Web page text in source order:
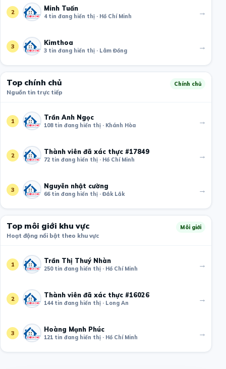
2 Minh Tuấn
4 tin đang hiển thị · Hồ Chí Minh →
3 Kimthoa
3 tin đang hiển thị · Lâm Đồng →
Top chính chủ
Nguồn tin trực tiếp
Chính chủ
1 Trần Anh Ngọc
108 tin đang hiển thị · Khánh Hòa →
2 Thành viên đã xác thực #17849
72 tin đang hiển thị · Hồ Chí Minh →
3 Nguyễn nhật cường
66 tin đang hiển thị · Đắk Lắk →
Top môi giới khu vực
Hoạt động nổi bật theo khu vực
Môi giới
1 Trần Thị Thuý Nhàn
250 tin đang hiển thị · Hồ Chí Minh →
2 Thành viên đã xác thực #16026
144 tin đang hiển thị · Long An →
3 Hoàng Mạnh Phúc
121 tin đang hiển thị · Hồ Chí Minh →